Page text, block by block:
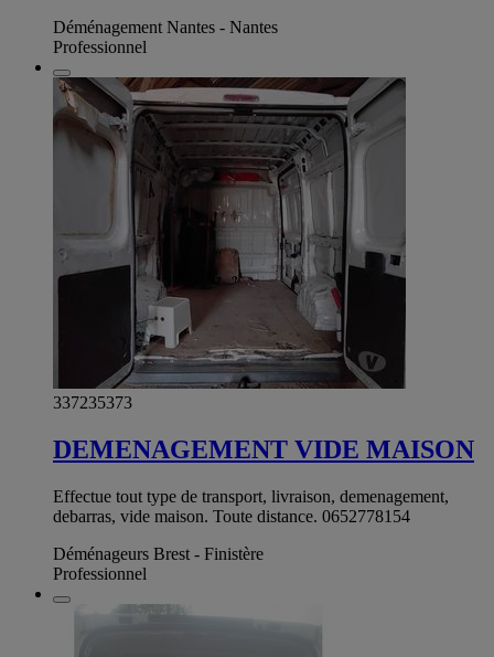
Déménagement Nantes - Nantes
Professionnel
337235373
DEMENAGEMENT VIDE MAISON
Effectue tout type de transport, livraison, demenagement,
debarras, vide maison. Toute distance. 0652778154
Déménageurs Brest - Finistère
Professionnel